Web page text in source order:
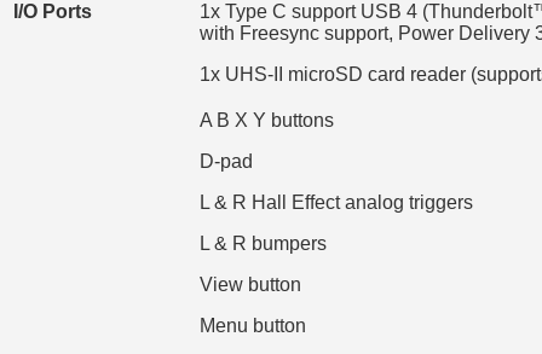
I/O Ports
1x Type C support USB 4
with Freesync support, Power Delivery
1x UHS-II microSD card reader
A B X Y buttons
D-pad
L & R Hall Effect analog triggers
L & R bumpers
View button
Menu button